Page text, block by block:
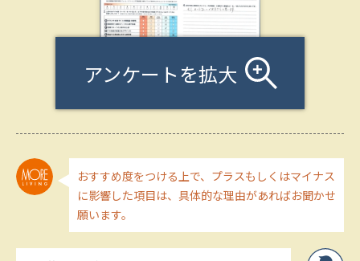
アンケートを拡大
おすすめ度をつける上で、プラスもしくはマイナス
に影響した項目は、具体的な理由があればお聞かせ
願います。